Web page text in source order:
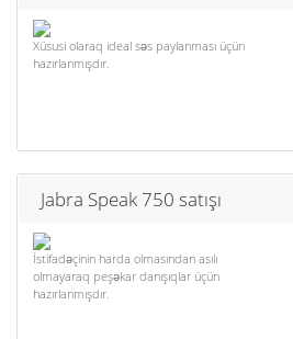
Xüsusi olaraq ideal səs paylanması üçün
hazırlanmışdır.
Jabra Speak 750 satışı
İstifadəçinin harda olmasından asılı
olmayaraq peşəkar danışıqlar üçün
hazırlanmışdır.